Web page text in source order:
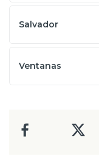
Salvador
Ventanas